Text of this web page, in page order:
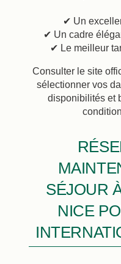
✔ Un
✔ Un cadre
✔ Le meilleur
Consulter le site
sélectionner vos
disponibilités et
SÉJOUR
NICE